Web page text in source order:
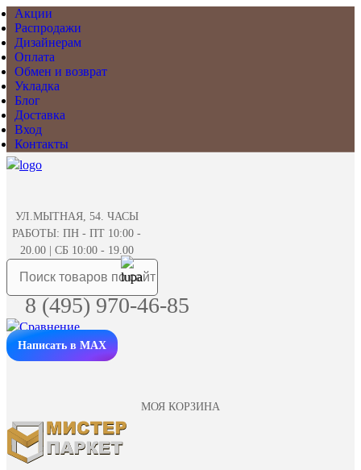
Акции
Распродажи
Дизайнерам
Оплата
Обмен и возврат
Укладка
Блог
Доставка
Вход
Контакты
УЛ.МЫТНАЯ, 54. ЧАСЫ
РАБОТЫ: ПН - ПТ 10:00 -
20.00 | СБ 10:00 - 19.00
8 (495) 970-46-85
Написать в MAX
МОЯ КОРЗИНА